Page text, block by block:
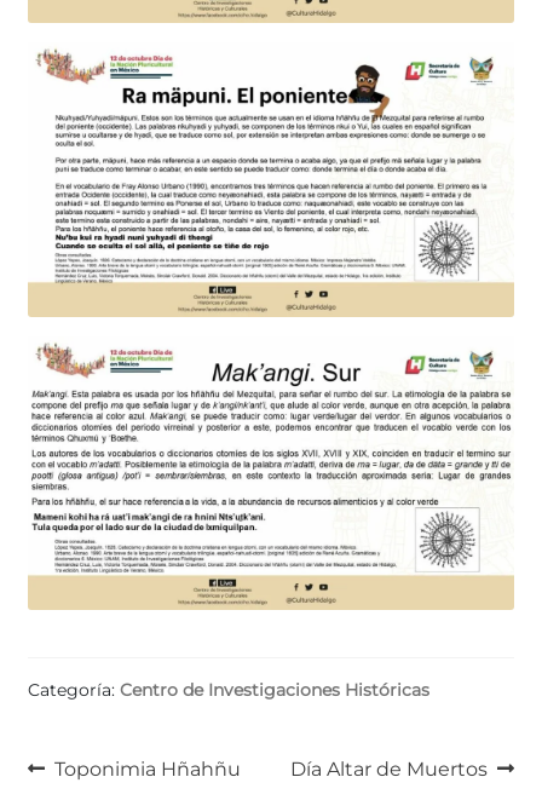
Categoría: Centro de Investigaciones Históricas
Navegación
Anterior:
Toponimia Hñahñu Siguiente:
Día Altar de Muertos